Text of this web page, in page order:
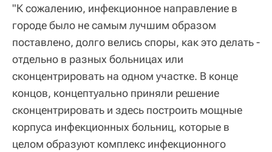
"К сожалению, инфекционное направление в
городе было не самым лучшим образом
поставлено, долго велись споры, как это делать -
отдельно в разных больницах или
сконцентрировать на одном участке. В конце
концов, концептуально приняли решение
сконцентрировать и здесь построить мощные
корпуса инфекционных больниц, которые в
целом образуют комплекс инфекционного